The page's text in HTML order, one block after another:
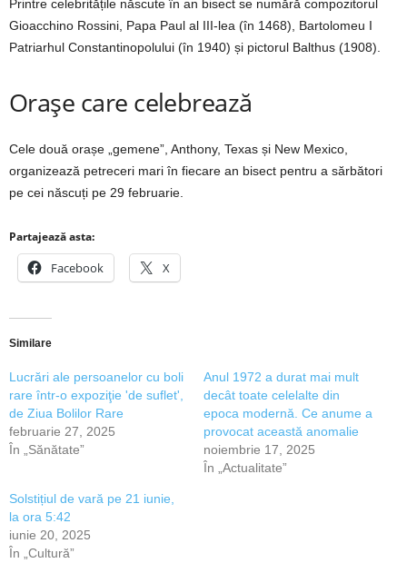
Printre celebritățile născute în an bisect se numără compozitorul
Gioacchino Rossini, Papa Paul al III-lea (în 1468), Bartolomeu I
Patriarhul Constantinopolului (în 1940) și pictorul Balthus (1908).
Orașe care celebrează
Cele două orașe „gemene”, Anthony, Texas și New Mexico,
organizează petreceri mari în fiecare an bisect pentru a sărbători
pe cei născuți pe 29 februarie.
Partajează asta:
Facebook X
Similare
Lucrări ale persoanelor cu boli
rare într-o expoziţie 'de suflet',
de Ziua Bolilor Rare
februarie 27, 2025
În „Sănătate”
Anul 1972 a durat mai mult
decât toate celelalte din
epoca modernă. Ce anume a
provocat această anomalie
noiembrie 17, 2025
În „Actualitate”
Solstițiul de vară pe 21 iunie,
la ora 5:42
iunie 20, 2025
În „Cultură”